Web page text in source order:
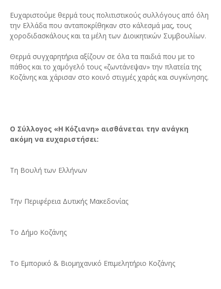
Ευχαριστούμε θερμά τους πολιτιστικούς συλλόγους από όλη
την Ελλάδα που ανταποκρίθηκαν στο κάλεσμά μας, τους
χοροδιδασκάλους και τα μέλη των Διοικητικών Συμβουλίων.
Θερμά συγχαρητήρια αξίζουν σε όλα τα παιδιά που με το
πάθος και το χαμόγελό τους «ζωντάνεψαν» την πλατεία της
Κοζάνης και χάρισαν στο κοινό στιγμές χαράς και συγκίνησης.
Ο Σύλλογος «Η Κόζιανη» αισθάνεται την ανάγκη
ακόμη να ευχαριστήσει:
Τη Βουλή των Ελλήνων
Την Περιφέρεια Δυτικής Μακεδονίας
Το Δήμο Κοζάνης
Το Εμπορικό & Βιομηχανικό Επιμελητήριο Κοζάνης